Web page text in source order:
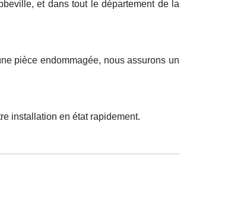
et dans tout le département de la
pièce endommagée, nous assurons un
installation en état rapidement.